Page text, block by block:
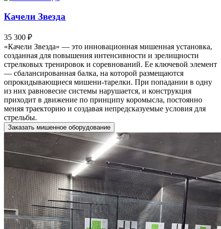
Качели Звезда
35 300 ₽
«Качели Звезда» — это инновационная мишенная установка,
созданная для повышения интенсивности и зрелищности
стрелковых тренировок и соревнований. Ее ключевой элемент
— сбалансированная балка, на которой размещаются
опрокидывающиеся мишени-тарелки. При попадании в одну
из них равновесие системы нарушается, и конструкция
приходит в движение по принципу коромысла, постоянно
меняя траекторию и создавая непредсказуемые условия для
стрельбы.
Заказать мишенное оборудование